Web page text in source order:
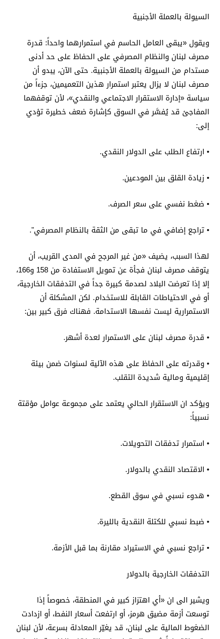
السيولة بالعملة الأجنبية
ويقول «يبقى العامل الحاسم في استمرارهما واحداً: قدرة
مصرف لبنان والنظام المصرفي على الحفاظ على حد أدنى
مستدام من السيولة بالعملة الأجنبية. حتى الآن، يبدو أن
مصرف لبنان لا يزال يعتبر استمرار هذين التعميمين، جزءاً من
سياسة «إدارة الاستقرار الاجتماعي والنقدي»، لأن توقفهما
المفاجئ قد يُفسَّر في السوق كإشارة ضعف خطيرة تؤدي
إلى:
• ارتفاع الطلب على الدولار النقدي.
• زيادة القلق بين المودعين.
• ضغط نفسي على سعر الصرف.
• تراجع إضافي في ما تبقى من الثقة بالنظام المصرفي".
لهذا السبب، يضيف «من غير المرجح في المدى القريب، أن
يتوقف مصرف لبنان فجأة عن تمويل الاستفادة من 158 و166،
إلا إذا تعرضت البلاد لصدمة كبيرة جداً في التدفقات الخارجية،
أو في الاحتياطات القابلة للاستخدام. لكن المشكلة أن
الاستمرارية ليست نفسها الاستدامة. فهناك فرق كبير بين:
• قدرة مصرف لبنان على الاستمرار لعدة أشهر.
• وقدرته على الحفاظ على هذه الآلية لسنوات ضمن بيئة
إقليمية ومالية شديدة التقلب.
ويؤكد ان الاستقرار الحالي يعتمد على مجموعة عوامل مؤقتة
نسبياً:
• استمرار تدفقات التحويلات.
• الاقتصاد النقدي بالدولار.
• هدوء نسبي في سوق القطع.
• ضبط نسبي للكتلة النقدية بالليرة.
• تراجع نسبي في الاستيراد مقارنة بما قبل الأزمة.
التدفقات الخارجية بالدولار
ويشير الى ان «أي اهتزاز كبير في المنطقة، خصوصاً إذا
توسعت أزمة مضيق هرمز، أو ارتفعت أسعار النفط، أو ازدادت
الضغوط المالية على لبنان، قد يغيّر المعادلة بسرعة، لأن لبنان